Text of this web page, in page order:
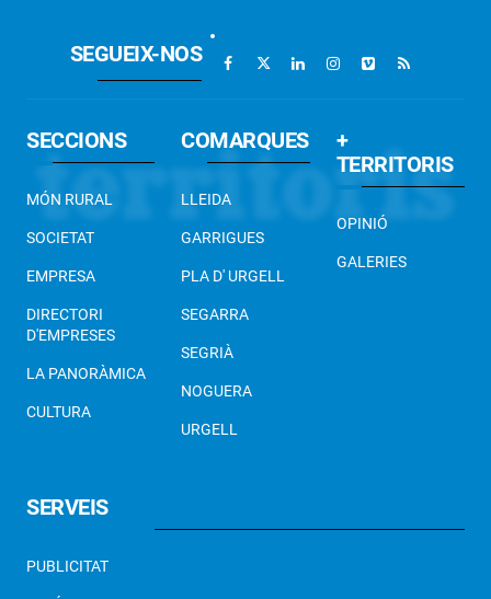
SEGUEIX-NOS
SECCIONS
MÓN RURAL
SOCIETAT
EMPRESA
DIRECTORI
D'EMPRESES
LA PANORÀMICA
CULTURA
COMARQUES
LLEIDA
GARRIGUES
PLA D' URGELL
SEGARRA
SEGRIÀ
NOGUERA
URGELL
+
TERRITORIS
OPINIÓ
GALERIES
SERVEIS
PUBLICITAT